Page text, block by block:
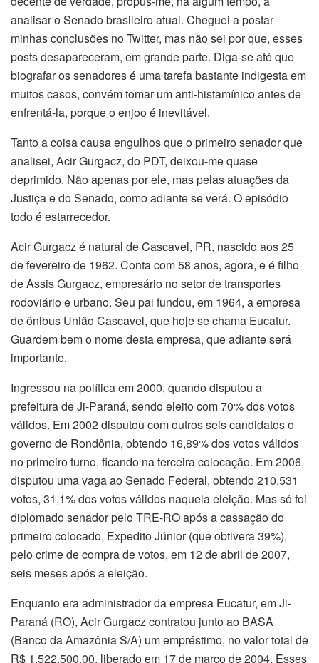
analisar o Senado brasileiro atual. Cheguei a postar
minhas conclusões no Twitter, mas não sei por que, esses
posts desapareceram, em grande parte. Diga-se até que
biografar os senadores é uma tarefa bastante indigesta em
muitos casos, convém tomar um anti-histamínico antes de
enfrentá-la, porque o enjoo é inevitável.
Tanto a coisa causa engulhos que o primeiro senador que
analisei, Acir Gurgacz, do PDT, deixou-me quase
deprimido. Não apenas por ele, mas pelas atuações da
Justiça e do Senado, como adiante se verá. O episódio
todo é estarrecedor.
Acir Gurgacz é natural de Cascavel, PR, nascido aos 25
de fevereiro de 1962. Conta com 58 anos, agora, e é filho
de Assis Gurgacz, empresário no setor de transportes
rodoviário e urbano. Seu pai fundou, em 1964, a empresa
de ônibus União Cascavel, que hoje se chama Eucatur.
Guardem bem o nome desta empresa, que adiante será
importante.
Ingressou na política em 2000, quando disputou a
prefeitura de Ji-Paraná, sendo eleito com 70% dos votos
válidos. Em 2002 disputou com outros seis candidatos o
governo de Rondônia, obtendo 16,89% dos votos válidos
no primeiro turno, ficando na terceira colocação. Em 2006,
disputou uma vaga ao Senado Federal, obtendo 210.531
votos, 31,1% dos votos válidos naquela eleição. Mas só foi
diplomado senador pelo TRE-RO após a cassação do
primeiro colocado, Expedito Júnior (que obtivera 39%),
pelo crime de compra de votos, em 12 de abril de 2007,
seis meses após a eleição.
Enquanto era administrador da empresa Eucatur, em Ji-
Paraná (RO), Acir Gurgacz contratou junto ao BASA
(Banco da Amazônia S/A) um empréstimo, no valor total de
R$ 1.522.500,00, liberado em 17 de março de 2004. Esses